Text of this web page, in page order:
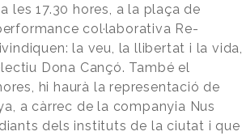
les 17.30 hores, a la plaça de
col·laborativa Re-
la veu, la llibertat i la vida,
Dona Cançó. També el
hi haurà la representació de
a càrrec de la companyia Nus
dels instituts de la ciutat i que